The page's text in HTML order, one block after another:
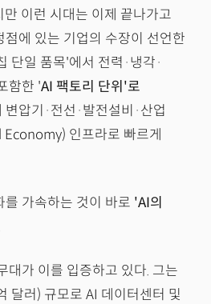
이런 시대는 이제 끝나가고
에 있는 기업의 수장이 선언한
단일 품목'에서 전력·냉각·
함한 'AI 팩토리 단위'로
압기·전선·발전설비·산업
인프라로 빠르게
가속하는 것이 바로 'AI의
대가 이를 입증하고 있다. 그는
달러) 규모로 AI 데이터센터 및